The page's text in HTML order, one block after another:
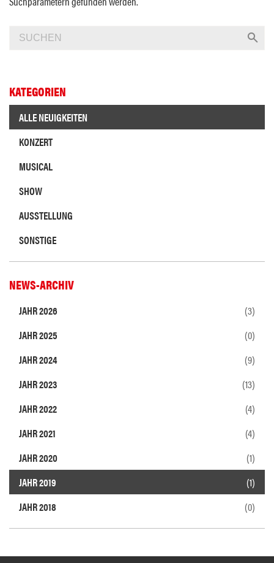
KATEGORIEN
ALLE NEUIGKEITEN
KONZERT
MUSICAL
SHOW
AUSSTELLUNG
SONSTIGE
NEWS-ARCHIV
JAHR 2026
(3)
JAHR 2025
(0)
JAHR 2024
(9)
JAHR 2023
(13)
JAHR 2022
(4)
JAHR 2021
(4)
JAHR 2020
(1)
JAHR 2019
(1)
JAHR 2018
(0)